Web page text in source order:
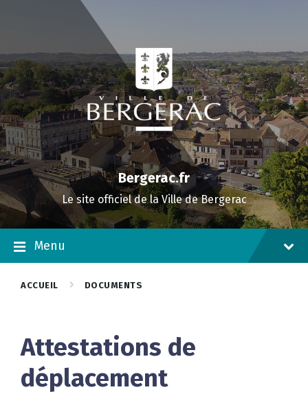
Bergerac.fr
Le site officiel de la Ville de Bergerac
Menu
ACCUEIL DOCUMENTS
Attestations de
déplacement